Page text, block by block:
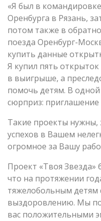
«Я был в
Оренбурга в Рязань,
потом также в
поезда Оренбург-
купить данные
Я купил пять
в выигрыше, а
помочь детям. В
сюрприз:
Такие проекты
успехов в Вашем
огромное за Вашу
Проект «Твоя Звезда»
что на протяжении
тяжелобольным детям
выздоровлению. Мы
вас положительными